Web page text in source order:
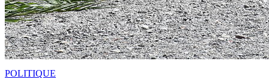
POLITIQUE